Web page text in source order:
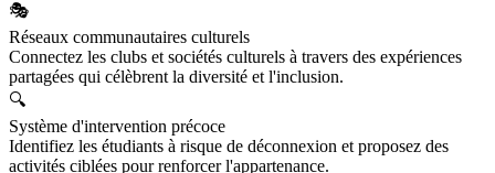
🎭
Réseaux communautaires culturels
Connectez les clubs et sociétés culturels à travers des expériences
partagées qui célèbrent la diversité et l'inclusion.
🔍
Système d'intervention précoce
Identifiez les étudiants à risque de déconnexion et proposez des
activités ciblées pour renforcer l'appartenance.